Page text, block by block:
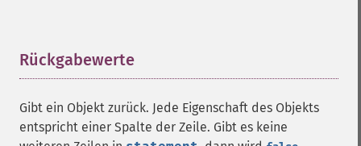
Rückgabewerte
Gibt ein Objekt zurück. Jede Eigenschaft des Objekts
entspricht einer Spalte der Zeile. Gibt es keine